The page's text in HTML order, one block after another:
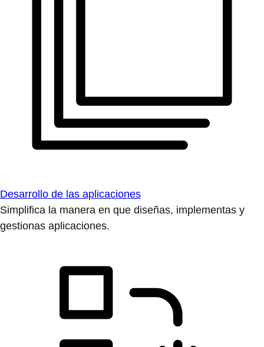
Desarrollo de las aplicaciones
Simplifica la manera en que diseñas, implementas y
gestionas aplicaciones.